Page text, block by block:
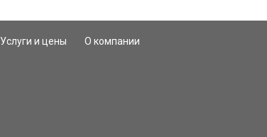
Услуги и цены О компании